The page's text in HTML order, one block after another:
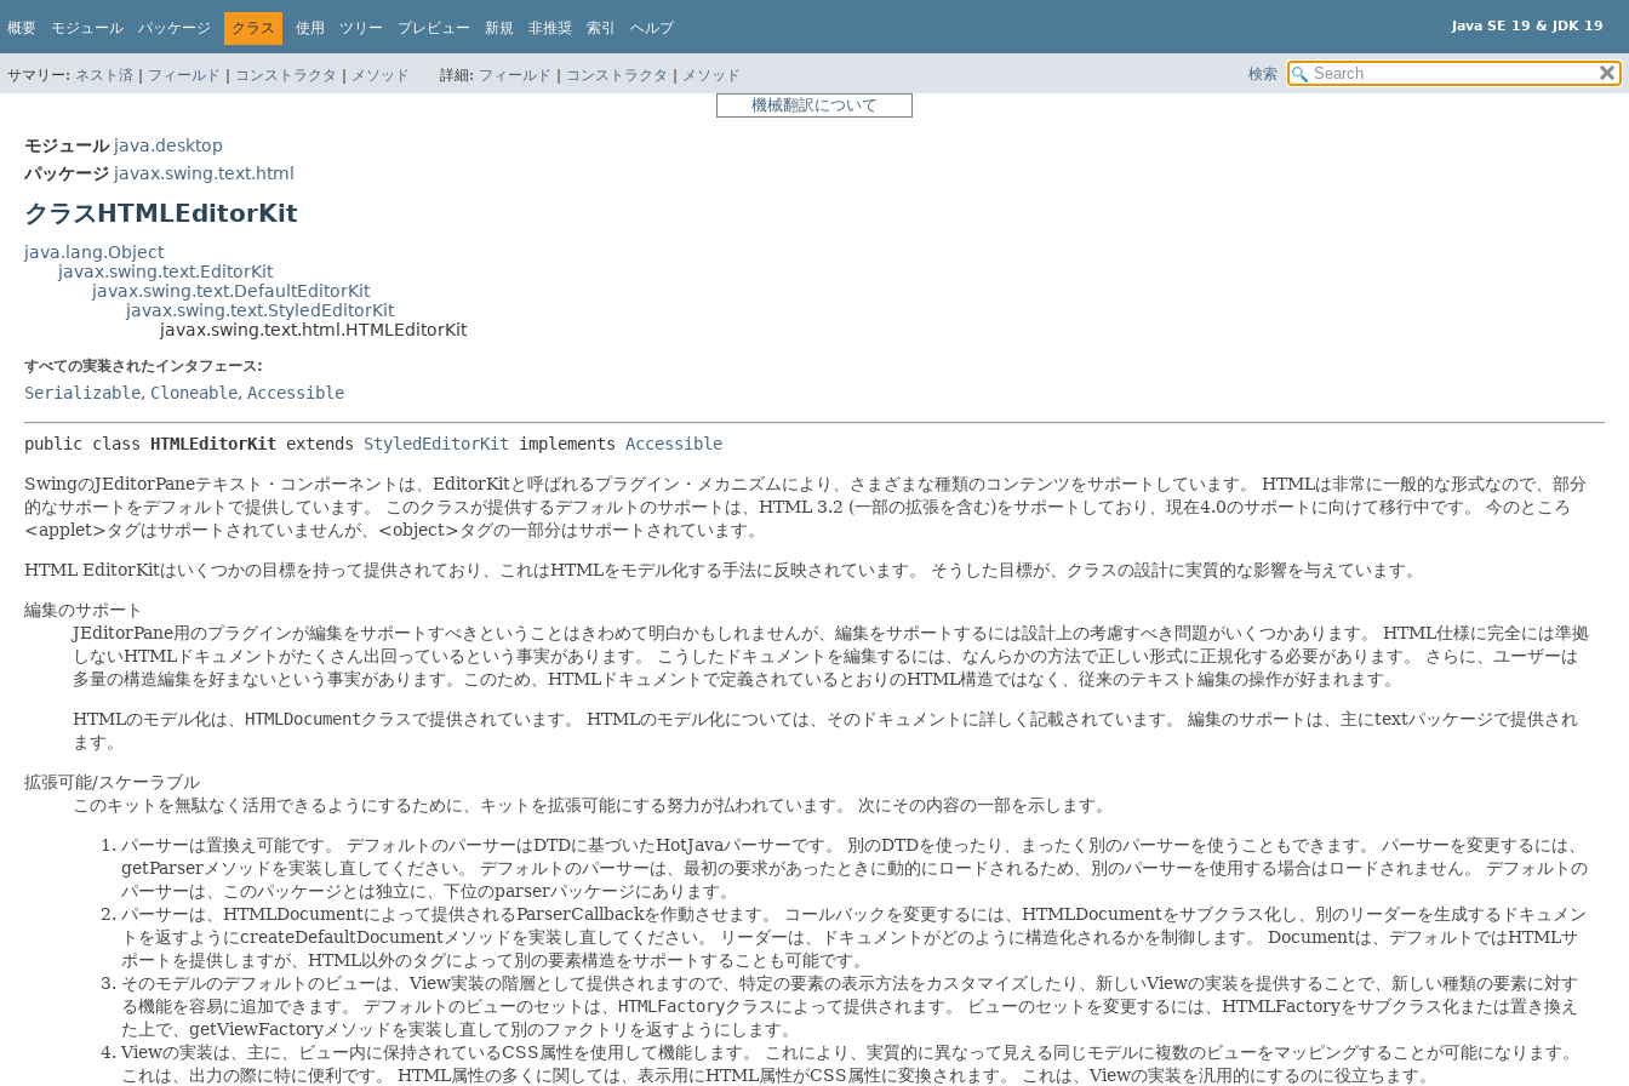
Java SE 19 & JDK 19
概要 モジュール パッケージ クラス 使用 ツリー プレビュー 新規 非推奨 索引 ヘルプ
サマリー: ネスト済 | フィールド | コンストラクタ | メソッド 詳細: フィールド | コンストラクタ | メソッド 検索
機械翻訳について
モジュール java.desktop
パッケージ javax.swing.text.html
クラスHTMLEditorKit
java.lang.Object
javax.swing.text.EditorKit
javax.swing.text.DefaultEditorKit
javax.swing.text.StyledEditorKit
javax.swing.text.html.HTMLEditorKit
すべての実装されたインタフェース:
Serializable, Cloneable, Accessible
public class HTMLEditorKit extends StyledEditorKit implements Accessible
SwingのJEditorPaneテキスト・コンポーネントは、EditorKitと呼ばれるプラグイン・メカニズムにより、さまざまな種類のコンテンツをサポートしています。
HTMLは非常に一般的な形式なので、部分
的なサポートをデフォルトで提供しています。
このクラスが提供するデフォルトのサポートは、HTML 3.2 (一部の拡張を含む)をサポートしており、現在4.0のサポートに向けて移行中です。
今のところ
<applet>タグはサポートされていませんが、<object>タグの一部分はサポートされています。
HTML EditorKitはいくつかの目標を持って提供されており、これはHTMLをモデル化する手法に反映されています。 そうした目標が、クラスの設計に実質的な影響を与えています。
編集のサポート
JEditorPane用のプラグインが編集をサポートすべきということはきわめて明白かもしれませんが、編集をサポートするには設計上の考慮すべき問題がいくつかあります。
HTML仕様に完全には準拠
しないHTMLドキュメントがたくさん出回っているという事実があります。
こうしたドキュメントを編集するには、なんらかの方法で正しい形式に正規化する必要があります。
さらに、ユーザーは
多量の構造編集を好まないという事実があります。このため、HTMLドキュメントで定義されているとおりのHTML構造ではなく、従来のテキスト編集の操作が好まれます。
HTMLのモデル化は、 HTMLDocumentクラスで提供されています。 HTMLのモデル化については、そのドキュメントに詳しく記載されています。
編集のサポートは、主にtextパッケージで提供され
ます。
拡張可能/スケーラブル
このキットを無駄なく活用できるようにするために、キットを拡張可能にする努力が払われています。
次にその内容の一部を示します。
パーサーは置換え可能です。 デフォルトのパーサーはDTDに基づいたHotJavaパーサーです。 別のDTDを使ったり、まったく別のパーサーを使うこともできます。
パーサーを変更するには、
getParserメソッドを実装し直してください。
デフォルトのパーサーは、最初の要求があったときに動的にロードされるため、別のパーサーを使用する場合はロードされません。
デフォルトの
パーサーは、このパッケージとは独立に、下位のparserパッケージにあります。
パーサーは、HTMLDocumentによって提供されるParserCallbackを作動させます。
コールバックを変更するには、HTMLDocumentをサブクラス化し、別のリーダーを生成するドキュメン
トを返すようにcreateDefaultDocumentメソッドを実装し直してください。
リーダーは、ドキュメントがどのように構造化されるかを制御します。
Documentは、デフォルトではHTMLサ
ポートを提供しますが、HTML以外のタグによって別の要素構造をサポートすることも可能です。
そのモデルのデフォルトのビューは、View実装の階層として提供されますので、特定の要素の表示方法をカスタマイズしたり、新しいViewの実装を提供することで、新しい種類の要素に対す
る機能を容易に追加できます。
デフォルトのビューのセットは、 HTMLFactoryクラスによって提供されます。
ビューのセットを変更するには、HTMLFactoryをサブクラス化または置き換え
た上で、getViewFactoryメソッドを実装し直して別のファクトリを返すようにします。
Viewの実装は、主に、ビュー内に保持されているCSS属性を使用して機能します。
これにより、実質的に異なって見える同じモデルに複数のビューをマッピングすることが可能になります。
これは、出力の際に特に便利です。
HTML属性の多くに関しては、表示用にHTML属性がCSS属性に変換されます。 これは、Viewの実装を汎用的にするのに役立ちます。